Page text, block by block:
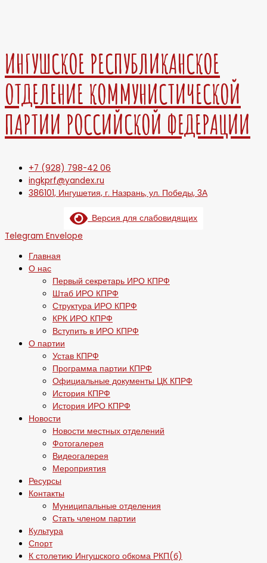
ИНГУШСКОЕ РЕСПУБЛИКАНСКОЕ
ОТДЕЛЕНИЕ КОММУНИСТИЧЕСКОЙ
ПАРТИИ РОССИЙСКОЙ ФЕДЕРАЦИИ
+7 (928) 798-42 06
ingkprf@yandex.ru
386101, Ингушетия, г. Назрань, ул. Победы, 3А
Версия для слабовидящих
Telegram Envelope
Главная
О нас
Первый секретарь ИРО КПРФ
Штаб ИРО КПРФ
Структура ИРО КПРФ
КРК ИРО КПРФ
Вступить в ИРО КПРФ
О партии
Устав КПРФ
Программа партии КПРФ
Официальные документы ЦК КПРФ
История КПРФ
История ИРО КПРФ
Новости
Новости местных отделений
Фотогалерея
Видеогалерея
Мероприятия
Ресурсы
Контакты
Муниципальные отделения
Стать членом партии
Культура
Спорт
К столетию Ингушского обкома РКП(б)